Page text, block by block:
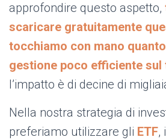
approfondire questo aspetto,
scaricare gratuitamente
tocchiamo con mano
gestione poco efficiente sul
l’impatto è di decine di
Nella nostra strategia di
preferiamo utilizzare gli ETF,